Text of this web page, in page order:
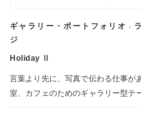
ギャラリー・ポートフォリオ /
ジ
Holiday Ⅱ
言葉より先に、写真で伝わる仕事が
室、カフェのためのギャラリー型テ